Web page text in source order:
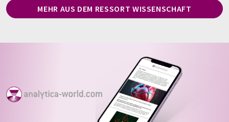
MEHR AUS DEM RESSORT WISSENSCHAFT